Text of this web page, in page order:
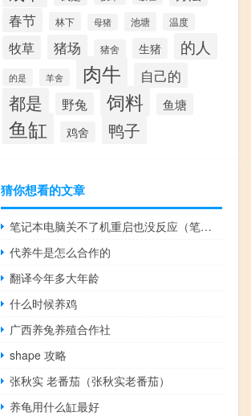
春节
林下 母猪 池塘 温度
牧草 猪场 猪舍 生猪 的人
的是 羊舍 肉牛 自己的
都是 野兔 饲料 鱼塘
鱼缸 鸡舍 鸭子
猜你想看的文章
笔记本电脑关不了机重启也没反应（笔记本电脑关不了机）
代养牛是怎么合作的
翻译今年多大年龄
什么时候养鸡
广西养兔养殖合作社
shape 攻略
张秋实 老番茄（张秋实老番茄）
养龟用什么缸最好